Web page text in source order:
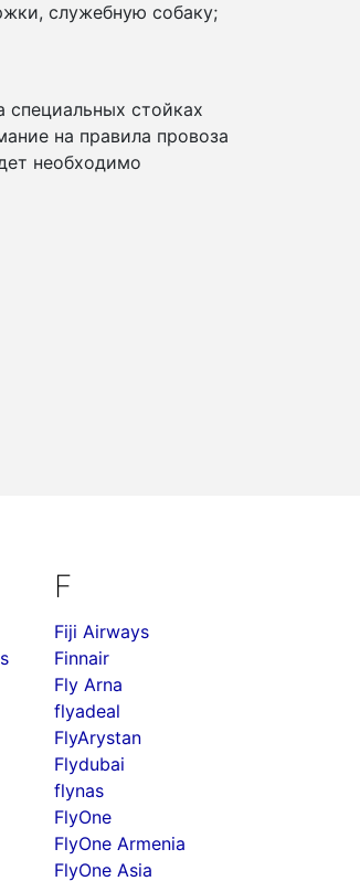
служебную собаку;
специальных стойках
на правила провоза
необходимо
F
Fiji Airways
Finnair
Fly Arna
flyadeal
FlyArystan
Flydubai
flynas
FlyOne
FlyOne Armenia
FlyOne Asia